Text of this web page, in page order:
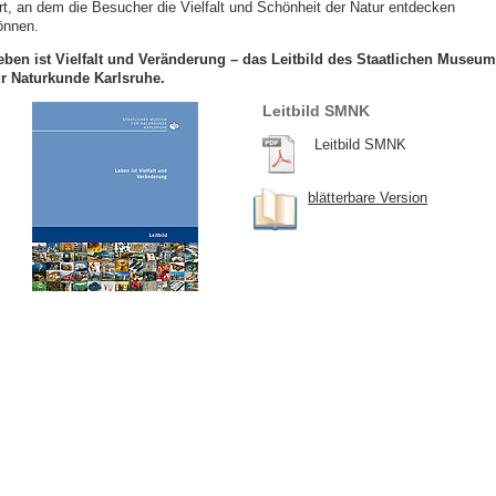
an dem die Besucher die Vielfalt und Schönheit der Natur entdecken
ist Vielfalt und Veränderung – das Leitbild des Staatlichen
Naturkunde Karlsruhe.
Leitbild SMNK
Leitbild SMNK
blätterbare Version